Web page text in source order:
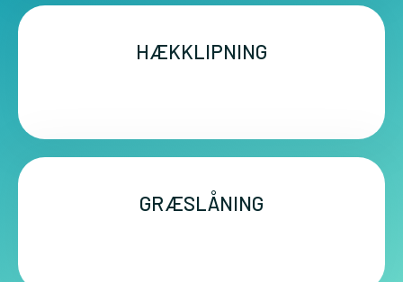
HÆKKLIPNING
GRÆSLÅNING